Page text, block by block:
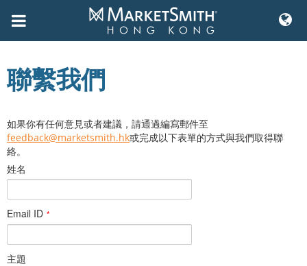
content
聯繫我們
如果你有任何意見或者建議，請通過編寫郵件至
feedback@marketsmith.hk或完成以下表單的方式與我們取得聯
絡。
姓名
Email ID *
主題